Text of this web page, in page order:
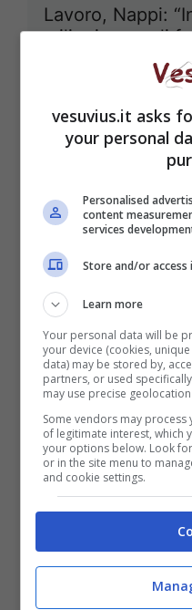
Lavoro, Nappi:
milioni per poli
Articoli recenti
garanzie
richieste
Test Visivo:
vedi nella
secondi per
vesuvius.it asks
your personal
Personalised
content
services
Store and/or
Learn more
Your personal data will be
your device (cookies,
data) may be stored by,
partners, or used
may use precise
Some vendors may
of legitimate interest, which
your options below. Look
or in the site menu to
and cookie settings.